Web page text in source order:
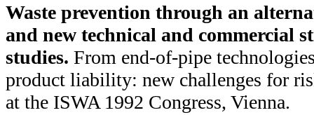
Waste prevention through an
and new technical and commercial
studies. From end-of-pipe
product liability: new challenges for
at the ISWA 1992 Congress, Vienna.